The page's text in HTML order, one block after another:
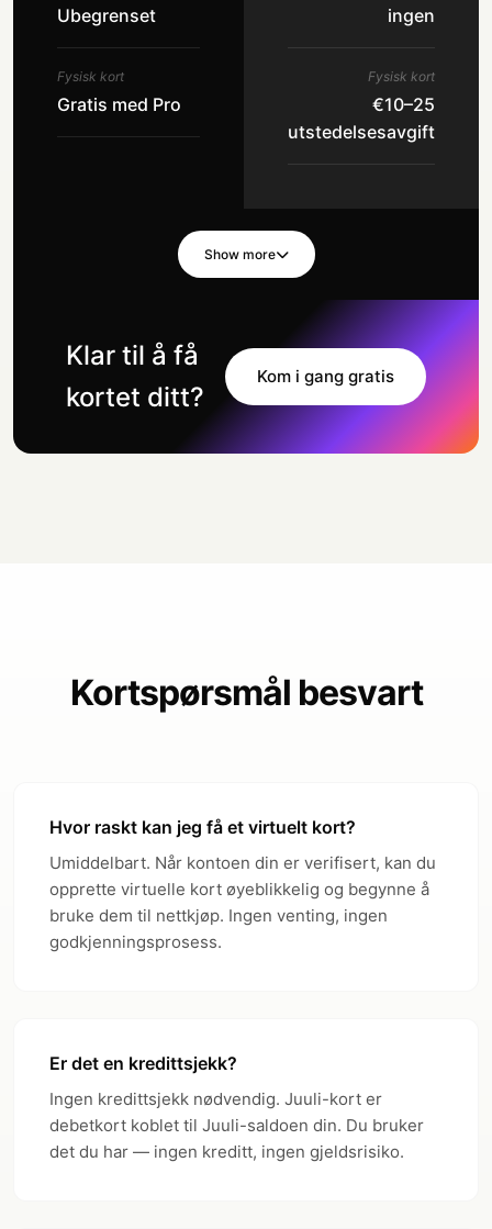
Ubegrenset
Fysisk kort
Gratis med Pro
ingen
Fysisk kort
€10–25
utstedelsesavgift
Show more
Klar til å få
kortet ditt?
Kom i gang gratis
Kortspørsmål besvart
Hvor raskt kan jeg få et virtuelt kort?
Umiddelbart. Når kontoen din er verifisert, kan du
opprette virtuelle kort øyeblikkelig og begynne å
bruke dem til nettkjøp. Ingen venting, ingen
godkjenningsprosess.
Er det en kredittsjekk?
Ingen kredittsjekk nødvendig. Juuli-kort er
debetkort koblet til Juuli-saldoen din. Du bruker
det du har — ingen kreditt, ingen gjeldsrisiko.